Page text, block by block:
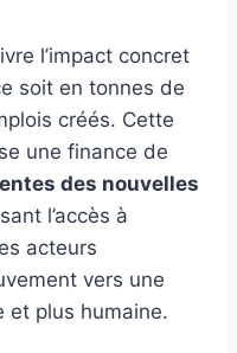
l’impact concret
soit en tonnes de
créés. Cette
une finance de
des nouvelles
l’accès à
acteurs
vers une
et plus humaine.